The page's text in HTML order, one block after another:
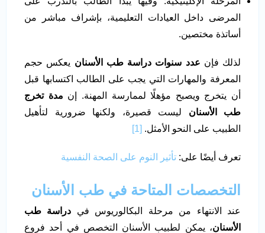
المرضى داخل العيادات التعليمية، بإشراف مباشر من
أساتذة مختصين.
لذلك فإن عدد سنوات دراسة طب الأسنان يعكس حجم
المعرفة والمهارات التي يجب على الطالب اكتسابها قبل
أن يتخرج ويصبح مؤهلًا لممارسة المهنة. إن مدة تخرج
طب الأسنان ليست قصيرة، ولكنها ضرورية لتأهيل
الطبيب على النحو الأمثل. [1]
تعرف أيضًا على: تأثير النوم على الصحة النفسية
التخصصات المتاحة في طب الأسنان
عند الانتهاء من مرحلة البكالوريوس في دراسة طب
الأسنان، يمكن لطبيب الأسنان التخصص في أحد فروع